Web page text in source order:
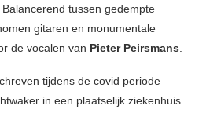
tussen gedempte
gitaren en monumentale
de vocalen van Pieter Peirsmans.
tijdens de covid periode
in een plaatselijk ziekenhuis.